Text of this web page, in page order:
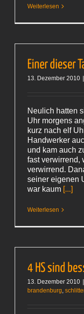
Weiterlesen
Einer dieser
13. Dezember 2010
Neulich hatten
Uhr morgens
kurz nach elf
Handwerker
und kam auch
fast verwirrend,
verwirrend.
seiner eigenen
war kaum [...]
Weiterlesen
4 HS sind
13. Dezember 2010
brandenburg,